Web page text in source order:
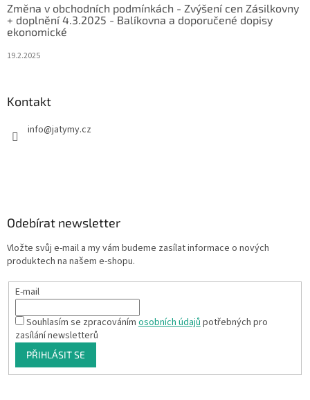
Změna v obchodních podmínkách - Zvýšení cen Zásilkovny
+ doplnění 4.3.2025 - Balíkovna a doporučené dopisy
ekonomické
19.2.2025
Kontakt
info@jatymy.cz
Odebírat newsletter
Vložte svůj e-mail a my vám budeme zasílat informace o nových
produktech na našem e-shopu.
E-mail
Souhlasím se zpracováním osobních údajů potřebných pro
zasílání newsletterů
PŘIHLÁSIT SE